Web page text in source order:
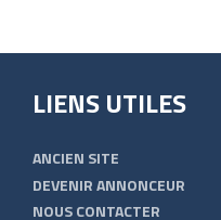
LIENS UTILES
ANCIEN SITE
DEVENIR ANNONCEUR
NOUS CONTACTER